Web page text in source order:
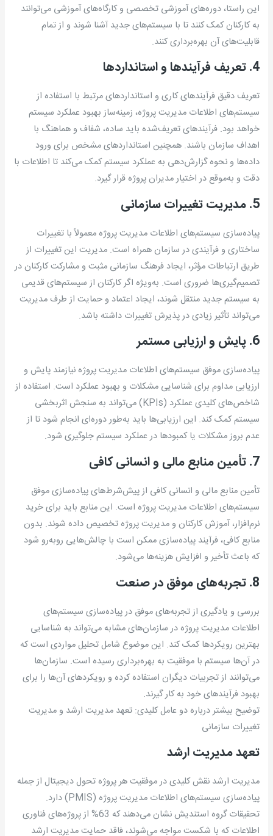
این راستا، دوره‌های آموزشی تخصصی و کارگاه‌های آموزشی می‌توانند
به کارکنان کمک کنند تا با سیستم‌های جدید آشنا شوند و از تمام
قابلیت‌های آن بهره‌برداری کنند.
4. تعریف فرآیندها و استانداردها
تعریف دقیق فرآیندهای کاری و استانداردهای مرتبط با استفاده از
سیستم‌های اطلاعات مدیریت پروژه، زمینه‌ساز بهبود عملکرد سیستم
خواهد بود. فرآیندهای تعریف‌شده باید ساده، شفاف و هماهنگ با
اهداف سازمان باشند. همچنین استانداردهای مشخص برای ورود
داده‌ها و نحوه گزارش‌دهی به عملکرد سیستم کمک می‌کند تا اطلاعات با
دقت و به‌موقع در اختیار مدیران پروژه قرار گیرد.
5. مدیریت تغییرات سازمانی
پیاده‌سازی سیستم‌های اطلاعات مدیریت پروژه معمولاً با تغییرات
ساختاری و فرآیندی در سازمان همراه است. مدیریت این تغییرات از
طریق ارتباطات مؤثر، ایجاد فرهنگ سازمانی مثبت و مشارکت کارکنان در
تصمیم‌گیری‌ها ضروری است. به‌ویژه اگر کارکنان از سیستم‌های قدیمی
به سیستم جدید منتقل شوند، ایجاد اعتماد و حمایت از طرف مدیریت
می‌تواند تأثیر زیادی در پذیرش تغییرات داشته باشد.
6. پایش و ارزیابی مستمر
پیاده‌سازی موفق سیستم‌های اطلاعات مدیریت پروژه نیازمند پایش و
ارزیابی مداوم برای شناسایی مشکلات و بهبود عملکرد است. استفاده از
شاخص‌های کلیدی عملکرد (KPIs) می‌تواند به سنجش اثربخشی
سیستم کمک کند. این ارزیابی‌ها باید به‌طور دوره‌ای انجام شود تا از
عدم بروز مشکلات یا کمبودها در عملکرد سیستم جلوگیری شود.
7. تأمین منابع مالی و انسانی کافی
تأمین منابع مالی و انسانی کافی از پیش‌شرط‌های پیاده‌سازی موفق
سیستم‌های اطلاعات مدیریت پروژه است. این منابع باید برای خرید
نرم‌افزار، آموزش کارکنان و مدیریت پروژه تخصیص داده شوند. بدون
منابع کافی، فرآیند پیاده‌سازی ممکن است با چالش‌هایی روبه‌رو شود
که باعث تأخیر و افزایش هزینه‌ها می‌شود.
8. تجربه‌های موفق در صنعت
بررسی و یادگیری از تجربه‌های موفق در پیاده‌سازی سیستم‌های
اطلاعات مدیریت پروژه در سازمان‌های مشابه می‌تواند به شناسایی
بهترین رویکردها کمک کند. این موضوع شامل تحلیل مواردی است که
در آن‌ها سیستم با موفقیت به بهره‌برداری رسیده است. سازمان‌ها
می‌توانند از تجربیات دیگران استفاده کرده و رویکردهای آن‌ها را برای
بهبود فرآیندهای خود به کار گیرند.
توضیح بیشتر درباره دو عامل کلیدی: تعهد مدیریت ارشد و مدیریت
تغییرات سازمانی
تعهد مدیریت ارشد
مدیریت ارشد نقش کلیدی در موفقیت هر پروژه تحول دیجیتال از جمله
پیاده‌سازی سیستم‌های اطلاعات مدیریت پروژه (PMIS) دارد.
تحقیقات گروه استندیش نشان می‌دهند که 63% از پروژه‌های فناوری
اطلاعات که با شکست مواجه می‌شوند، فاقد حمایت مدیریت ارشد